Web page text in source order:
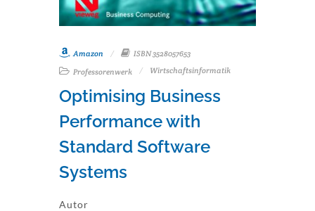
Amazon
ISBN 3528057653
Professorenwerk
Wirtschaftsinformatik
Optimising Business
Performance with
Standard Software
Systems
Autor